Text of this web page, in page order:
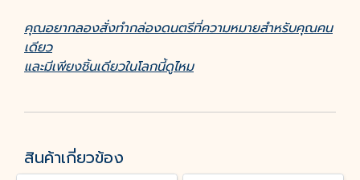
คุณอยากลองสั่งทำกล่องดนตรีที่ความหมายสำหรับคุณคน
เดียว
และมีเพียงชิ้นเดียวในโลกนี้ดูไหม
สินค้าเกี่ยวข้อง